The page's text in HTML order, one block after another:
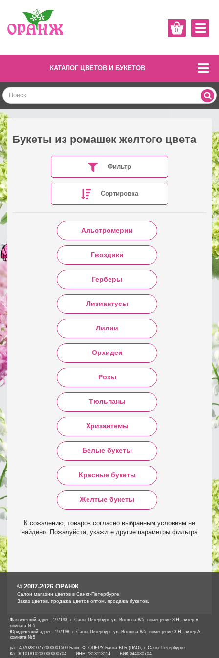
0
КАТАЛОГ ЦВЕТОВ И БУКЕТОВ
Букеты из ромашек желтого цвета
Фильтр
Сортировка
Альстромерии
Гвоздики
Герберы
Лизиантусы
Лилии
Орхидеи
Розы
Тюльпаны
Хризантемы
Белые букеты
Красные букеты
Желтые букеты
К сожалению, товаров согласно выбранным условиям не
найдено. Пожалуйста, укажите другие параметры фильтра
© 2007-2026 ОРАНЖ
Cалон магазин цветов в Санкт-Петербурге.
Заказ цветов, продажа цветов оптом, продажа букетов.
Фактический адрес: 197198, г. Санкт-Петербург, ул. Воскова 8/5, помещение 3-Н, литер А,
комната №5
Юридический адрес: 197198, г. Санкт-Петербург, ул. Воскова 8/5, помещение 3-Н, литер А,
комната №5
р/с: 40702810772000001509 Банк: Ф. ОПЕРУ Банка ВТБ (ПАО), г. Санкт-Петербурге
К/с:30101810200000000704 ИНН:7813118114 БИК:044030704